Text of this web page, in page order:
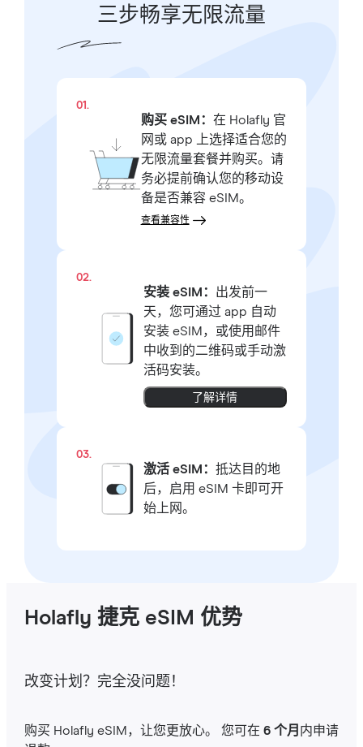
三步畅享无限流量
01.
购买 eSIM： 在 Holafly 官
网或 app 上选择适合您的
无限流量套餐并购买。请
务必提前确认您的移动设
备是否兼容 eSIM。
查看兼容性
02.
安装 eSIM： 出发前一
天，您可通过 app 自动
安装 eSIM，或使用邮件
中收到的二维码或手动激
活码安装。
了解详情
03.
激活 eSIM： 抵达目的地
后，启用 eSIM 卡即可开
始上网。
Holafly 捷克 eSIM 优势
改变计划？完全没问题！
购买 Holafly eSIM，让您更放心。 您可在 6 个月 内申请